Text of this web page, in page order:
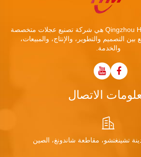
Qingzhou Huamei Wheel Co.,Ltd هي شركة تصنيع عجلات متخصصة
التصميم والتطوير، والإنتاج، والمبيعات،
والخدمة.
الاتصال